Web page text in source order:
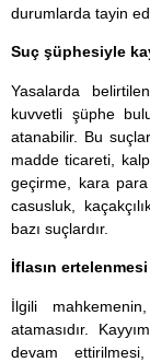
durumlarda tayin
Suç şüphesiyle
Yasalarda
kuvvetli şüphe
atanabilir. Bu
madde ticareti,
geçirme, kara para
casusluk,
bazı suçlardır.
İflasın ertelenmesi
İlgili
atamasıdır.
devam